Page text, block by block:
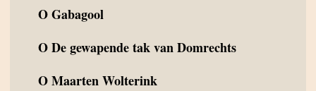
OGabagool
ODe gewapende tak van Domrechts
OMaarten Wolterink